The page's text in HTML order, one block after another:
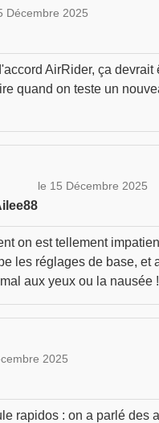
Décembre 2025
AirRider, ça devrait
quand on teste un
le 15 Décembre 2025
on est tellement
les réglages de base, et
aux yeux ou la nausée !
2025
rapidos : on a parlé des